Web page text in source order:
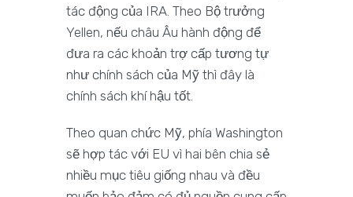
tác động của IRA. Theo Bộ trưởng
Yellen, nếu châu Âu hành động để
đưa ra các khoản trợ cấp tương tự
như chính sách của Mỹ thì đây là
chính sách khí hậu tốt.
Theo quan chức Mỹ, phía Washington
sẽ hợp tác với EU vì hai bên chia sẻ
nhiều mục tiêu giống nhau và đều